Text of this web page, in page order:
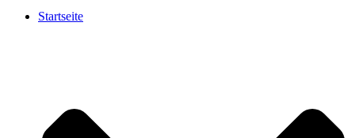
Startseite